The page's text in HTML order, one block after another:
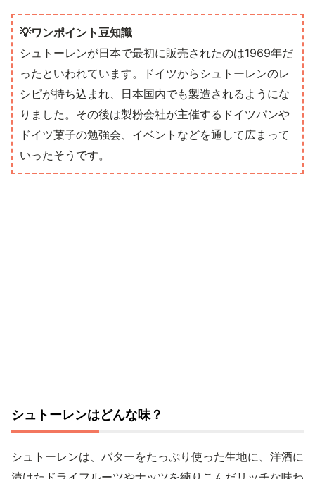
💡ワンポイント豆知識
シュトーレンが日本で最初に販売されたのは1969年だ
ったといわれています。ドイツからシュトーレンのレ
シピが持ち込まれ、日本国内でも製造されるようにな
りました。その後は製粉会社が主催するドイツパンや
ドイツ菓子の勉強会、イベントなどを通して広まって
いったそうです。
シュトーレンはどんな味？
シュトーレンは、バターをたっぷり使った生地に、洋酒に